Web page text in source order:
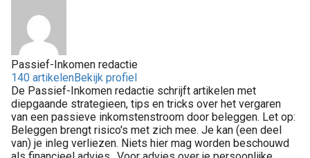
Passief-Inkomen redactie
140 artikelenBekijk profiel
De Passief-Inkomen redactie schrijft artikelen met
diepgaande strategieen, tips en tricks over het vergaren
van een passieve inkomstenstroom door beleggen. Let op:
Beleggen brengt risico's met zich mee. Je kan (een deel
van) je inleg verliezen. Niets hier mag worden beschouwd